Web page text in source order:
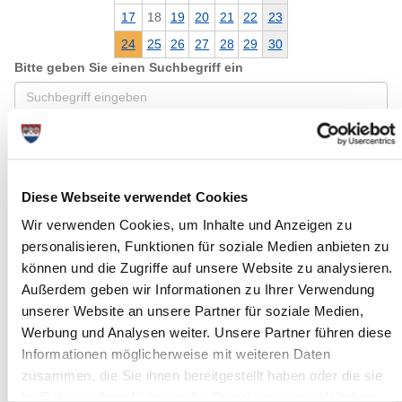
Diese Webseite verwendet Cookies
Wir verwenden Cookies, um Inhalte und Anzeigen zu
personalisieren, Funktionen für soziale Medien anbieten zu
können und die Zugriffe auf unsere Website zu analysieren.
Außerdem geben wir Informationen zu Ihrer Verwendung
unserer Website an unsere Partner für soziale Medien,
Werbung und Analysen weiter. Unsere Partner führen diese
Informationen möglicherweise mit weiteren Daten
zusammen, die Sie ihnen bereitgestellt haben oder die sie
17
18 19 20 21 22
23
24
25 26 27 28 29
30
Bitte geben Sie einen Suchbegriff ein
Monat
Ort
Kategorie